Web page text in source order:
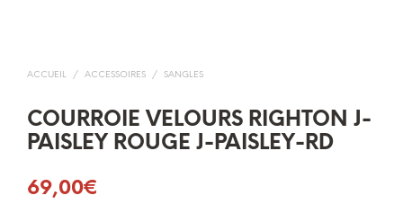
ACCUEIL / ACCESSOIRES / SANGLES
COURROIE VELOURS RIGHTON J-
PAISLEY ROUGE J-PAISLEY-RD
69,00€